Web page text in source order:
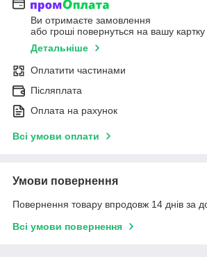
Ви отримаєте замовлення
або гроші повернуться на вашу картку
Детальніше
Оплатити частинами
Післяплата
Оплата на рахунок
Всі умови оплати
Умови повернення
Повернення товару впродовж 14 днів за
Всі умови повернення